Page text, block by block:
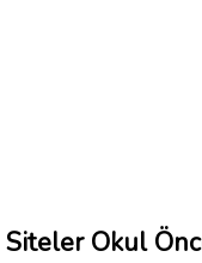
Siteler Okul